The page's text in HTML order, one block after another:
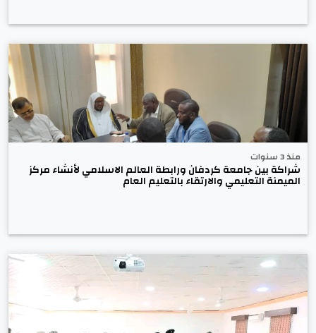
منذ 3 سنوات
شراكة بين جامعة كردفان ورابطة العالم الاسلامي لأنشاء مركز
الميمنة التعليمي والارتقاء بالتعليم العام